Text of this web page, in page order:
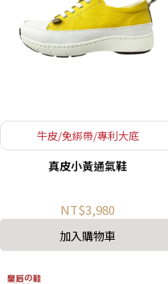
牛皮/免綁帶/專利大底
真皮小黃通氣鞋
NT$3,980
加入購物車